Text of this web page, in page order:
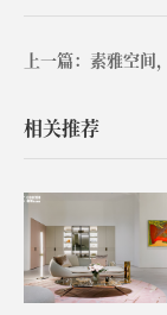
上一篇：素雅空间
相关推荐